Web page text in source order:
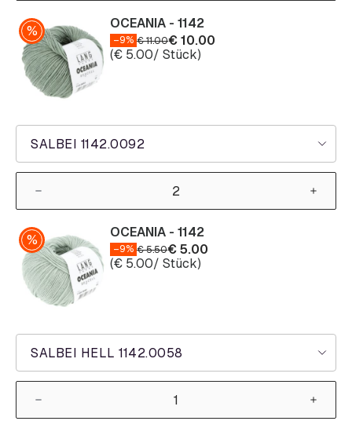
SALBEI 1142.0092
OCEANIA - 1142
–9% €11.00€10.00
(€ 5.00/ Stück)
SALBEI HELL 1142.0058
OCEANIA - 1142
–9% €5.50€5.00
(€ 5.00/ Stück)